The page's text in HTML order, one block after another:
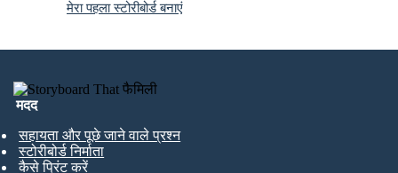
मेरा पहला स्टोरीबोर्ड बनाएं
मदद
सहायता और पूछे जाने वाले प्रश्न
स्टोरीबोर्ड निर्माता
कैसे प्रिंट करें